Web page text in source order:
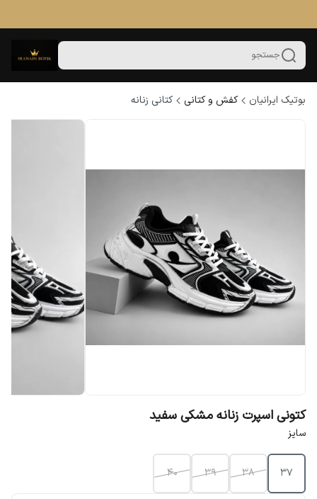
جستجو
بوتیک ایرانیان کفش و کتانی کتانی زنانه
کتونی اسپرت زنانه مشکی سفید
سایز
37
38
39
40